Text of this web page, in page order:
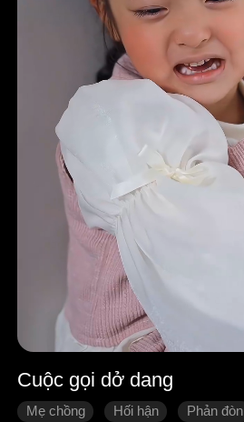
Cuộc gọi dở dang
Mẹ chồng Hối hận
Phản đòn